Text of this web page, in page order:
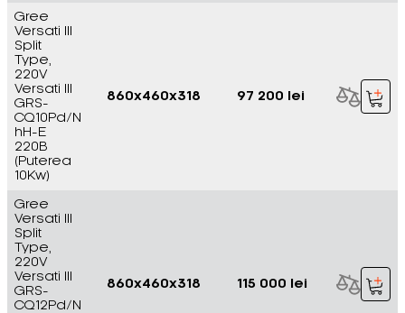
Gree
Versati III
Split
Type,
220V
Versati III
GRS-
CQ10Pd/N
hH-E
220В
(Puterea
10Kw)
860x460x318 97 200 lei
Gree
Versati III
Split
Type,
220V
Versati III
GRS-
CQ12Pd/N
860x460x318 115 000 lei